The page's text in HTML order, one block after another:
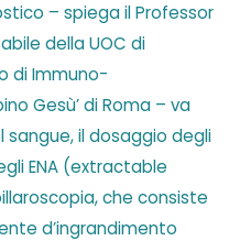
– spiega il Professor
della UOC di
di Immuno-
Gesù’ di Roma – va
il dosaggio degli
ENA (extractable
che consiste
d’ingrandimento